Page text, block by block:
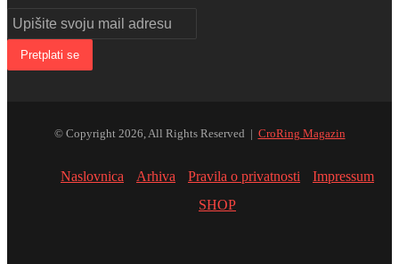
Upišite
svoju
mail
adresu
© Copyright 2026, All Rights Reserved | CroRing Magazin
Naslovnica Arhiva Pravila o privatnosti
Impressum
SHOP